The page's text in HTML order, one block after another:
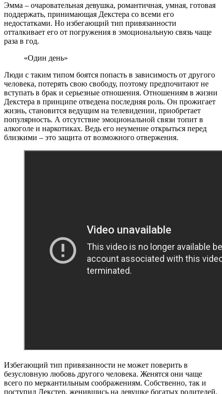
Эмма – очаровательная девушка, романтичная, умная, готовая
поддержать, принимающая Декстера со всеми его
недостатками. Но избегающий тип привязанности
отталкивает его от погружения в эмоциональную связь чаще
раза в год.
«Один день»
Люди с таким типом боятся попасть в зависимость от другого
человека, потерять свою свободу, поэтому предпочитают не
вступать в брак и серьезные отношения. Отношениям в жизни
Декстера в принципе отведена последняя роль. Он прожигает
жизнь, становится ведущим на телевидении, приобретает
популярность. А отсутствие эмоциональной связи топит в
алкоголе и наркотиках. Ведь его неумение открыться перед
близкими – это защита от возможного отвержения.
Избегающий тип привязанности не может поверить в
безусловную любовь другого человека. Женятся они чаще
всего по меркантильным соображениям. Собственно, так и
поступил Декстер, женившись на девушке богатых родителей,